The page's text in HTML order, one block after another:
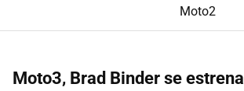
Moto2
Moto3, Brad Binder se